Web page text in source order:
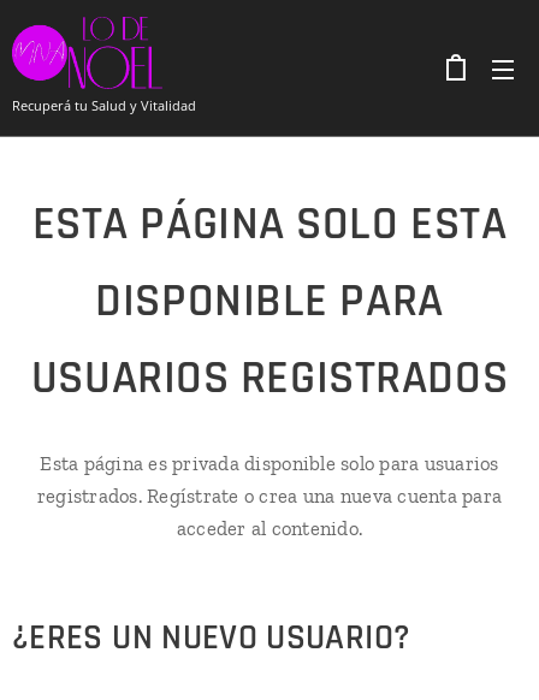
Recuperá tu Salud y Vitalidad
ESTA PÁGINA SOLO ESTA
DISPONIBLE PARA
USUARIOS REGISTRADOS
Esta página es privada disponible solo para usuarios
registrados. Regístrate o crea una nueva cuenta para
acceder al contenido.
¿ERES UN NUEVO USUARIO?